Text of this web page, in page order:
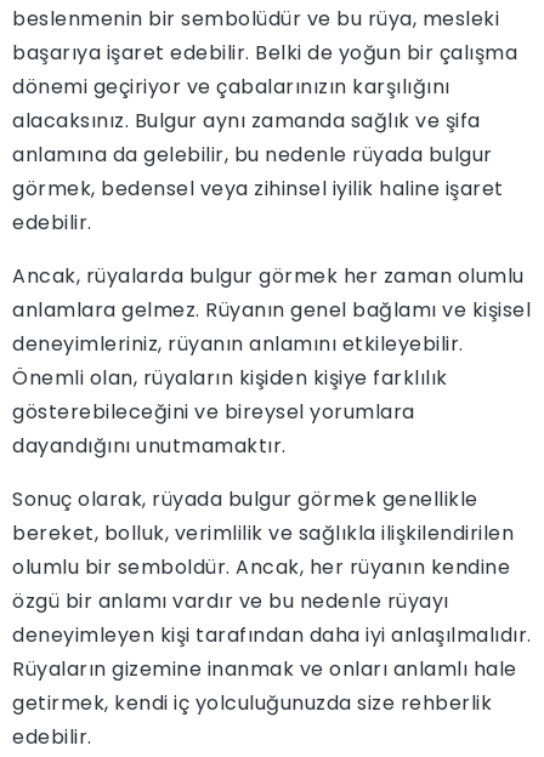
beslenmenin bir sembolüdür ve bu rüya, mesleki
başarıya işaret edebilir. Belki de yoğun bir çalışma
dönemi geçiriyor ve çabalarınızın karşılığını
alacaksınız. Bulgur aynı zamanda sağlık ve şifa
anlamına da gelebilir, bu nedenle rüyada bulgur
görmek, bedensel veya zihinsel iyilik haline işaret
edebilir.
Ancak, rüyalarda bulgur görmek her zaman olumlu
anlamlara gelmez. Rüyanın genel bağlamı ve kişisel
deneyimleriniz, rüyanın anlamını etkileyebilir.
Önemli olan, rüyaların kişiden kişiye farklılık
gösterebileceğini ve bireysel yorumlara
dayandığını unutmamaktır.
Sonuç olarak, rüyada bulgur görmek genellikle
bereket, bolluk, verimlilik ve sağlıkla ilişkilendirilen
olumlu bir semboldür. Ancak, her rüyanın kendine
özgü bir anlamı vardır ve bu nedenle rüyayı
deneyimleyen kişi tarafından daha iyi anlaşılmalıdır.
Rüyaların gizemine inanmak ve onları anlamlı hale
getirmek, kendi iç yolculuğunuzda size rehberlik
edebilir.